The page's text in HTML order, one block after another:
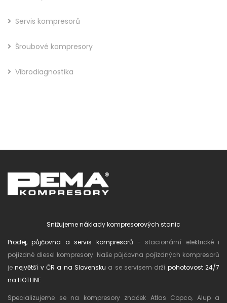
Servis kompresorů
Šroubové kompresory
Vibrodiagnostika
Snižujeme náklady kompresorových stanic
Prodej, půjčovna a servis kompresorů - stacionární elektrické i
pojízdné diesel kompresory. Naše půjčovna pojízdných kompresorů
jenejvětší v ČR a na Slovensku a se servisem drží pohotovost 24/7
na HOTLINE.
Specializujeme se na kompresory značek Atlas Copco, Alup a